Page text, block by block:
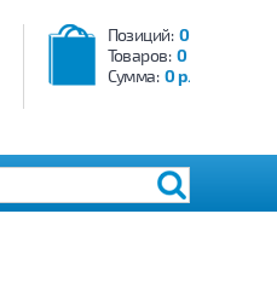
Позиций: 0
Товаров: 0
Сумма: 0 р.